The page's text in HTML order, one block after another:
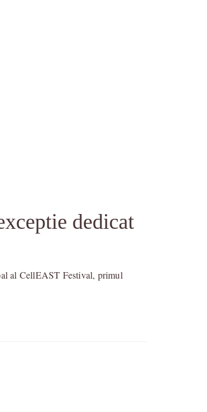
dedicat
al CellEAST Festival, primul